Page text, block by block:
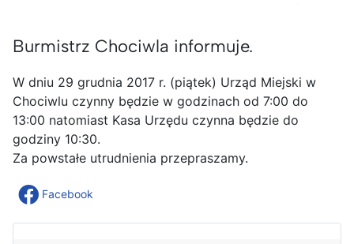
Burmistrz Chociwla informuje.
W dniu 29 grudnia 2017 r. (piątek) Urząd Miejski w
Chociwlu czynny będzie w godzinach od 7:00 do
13:00 natomiast Kasa Urzędu czynna będzie do
godziny 10:30.
Za powstałe utrudnienia przepraszamy.
Facebook